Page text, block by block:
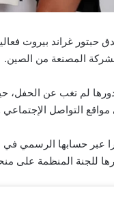
المصنعة من الصين.
لم تغب عن الحفل،
مواقع التواصل
عبر حسابها الرسمي في
للجنة المنظمة على